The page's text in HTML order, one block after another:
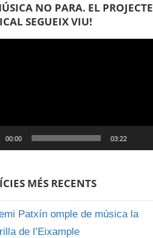
NO PARA. EL PROJECTE
SEGUEIX VIU!
00:00 03:22
MÉS RECENTS
Patxín omple de música la
de l’Eixample